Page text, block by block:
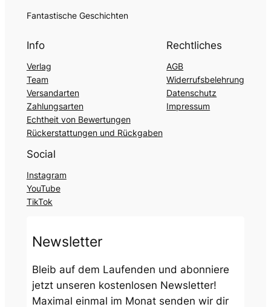
Fantastische Geschichten
Info
Verlag
Team
Versandarten
Zahlungsarten
Echtheit von Bewertungen
Rückerstattungen und Rückgaben
Rechtliches
AGB
Widerrufsbelehrung
Datenschutz
Impressum
Social
Instagram
YouTube
TikTok
Newsletter
Bleib auf dem Laufenden und abonniere
jetzt unseren kostenlosen Newsletter!
Maximal einmal im Monat senden wir dir